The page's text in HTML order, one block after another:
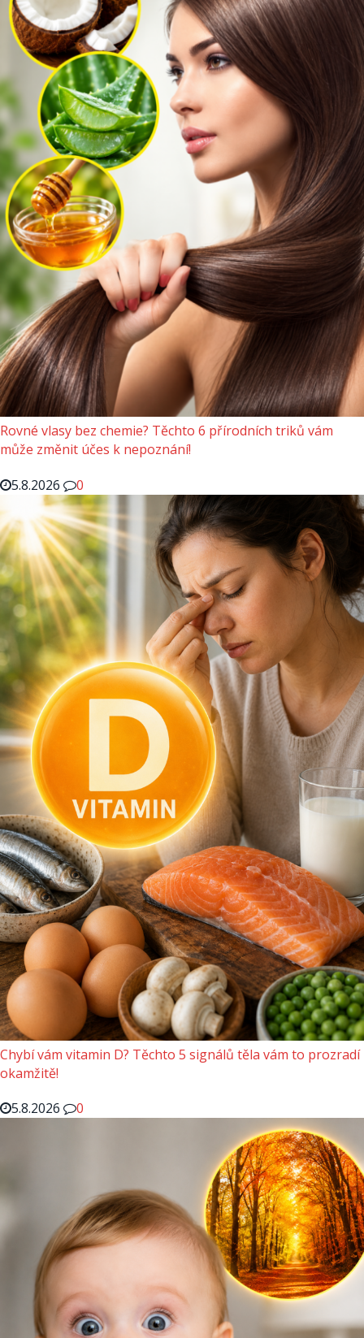
Rovné vlasy bez chemie? Těchto 6 přírodních triků vám
může změnit účes k nepoznání!
5.8.2026
0
Chybí vám vitamin D? Těchto 5 signálů těla vám to prozradí
okamžitě!
5.8.2026
0